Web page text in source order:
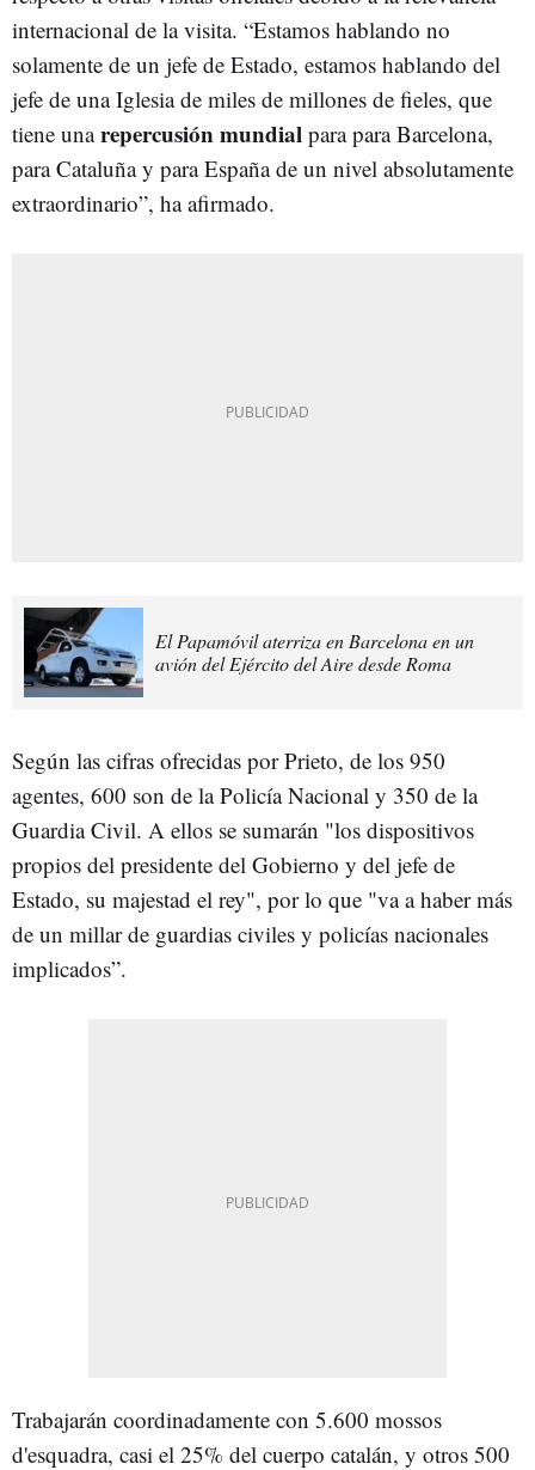
internacional de la visita. “Estamos hablando no
solamente de un jefe de Estado, estamos hablando del
jefe de una Iglesia de miles de millones de fieles, que
tiene unarepercusión mundial para para Barcelona,
para Cataluña y para España de un nivel absolutamente
extraordinario”, ha afirmado.
El Papamóvil aterriza en Barcelona en un
avión del Ejército del Aire desde Roma
Según las cifras ofrecidas por Prieto, de los 950
agentes, 600 son de la Policía Nacional y 350 de la
Guardia Civil. A ellos se sumarán "los dispositivos
propios del presidente del Gobierno y del jefe de
Estado, su majestad el rey", por lo que "va a haber más
de un millar de guardias civiles y policías nacionales
implicados”.
Trabajarán coordinadamente con 5.600 mossos
d'esquadra, casi el 25% del cuerpo catalán, y otros 500